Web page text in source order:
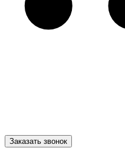
Заказать звонок